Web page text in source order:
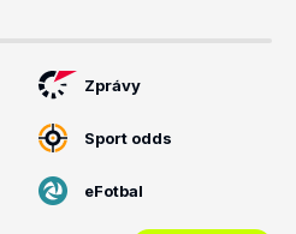
Zprávy
Sport odds
eFotbal